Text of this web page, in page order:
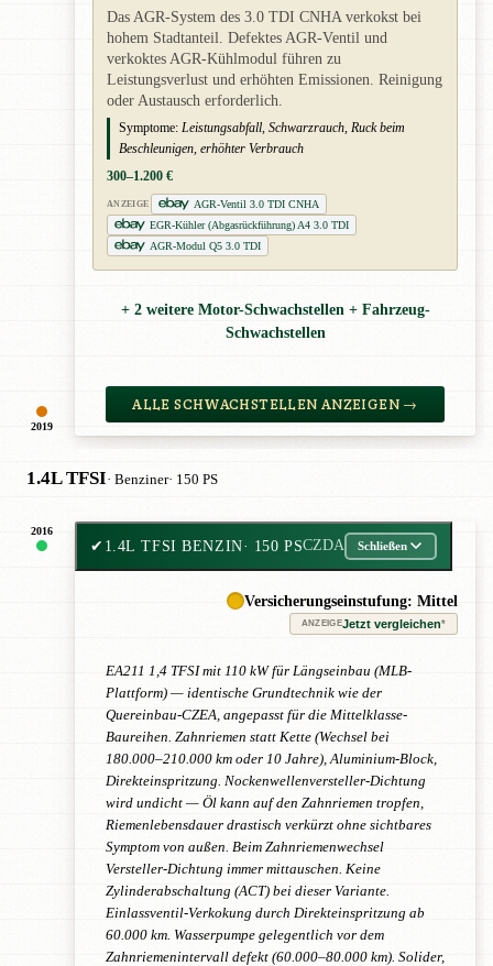
2019
Das AGR-System des 3.0 TDI CNHA verkokst bei
hohem Stadtanteil. Defektes AGR-Ventil und
verkoktes AGR-Kühlmodul führen zu
Leistungsverlust und erhöhten Emissionen. Reinigung
oder Austausch erforderlich.
Symptome: Leistungsabfall, Schwarzrauch, Ruck beim
Beschleunigen, erhöhter Verbrauch
300–1.200 €
ANZEIGE
AGR-Ventil 3.0 TDI CNHA
EGR-Kühler (Abgasrückführung) A4 3.0 TDI
AGR-Modul Q5 3.0 TDI
+ 2 weitere Motor-Schwachstellen + Fahrzeug-
Schwachstellen
ALLE SCHWACHSTELLEN ANZEIGEN →
1.4L TFSI· Benziner· 150 PS
2016
✔ 1.4L TFSI BENZIN· 150 PSCZDA Schließen
Versicherungseinstufung: Mittel
ANZEIGEJetzt vergleichen*
EA211 1,4 TFSI mit 110 kW für Längseinbau (MLB-
Plattform) — identische Grundtechnik wie der
Quereinbau-CZEA, angepasst für die Mittelklasse-
Baureihen. Zahnriemen statt Kette (Wechsel bei
180.000–210.000 km oder 10 Jahre), Aluminium-Block,
Direkteinspritzung. Nockenwellenversteller-Dichtung
wird undicht — Öl kann auf den Zahnriemen tropfen,
Riemenlebensdauer drastisch verkürzt ohne sichtbares
Symptom von außen. Beim Zahnriemenwechsel
Versteller-Dichtung immer mittauschen. Keine
Zylinderabschaltung (ACT) bei dieser Variante.
Einlassventil-Verkokung durch Direkteinspritzung ab
60.000 km. Wasserpumpe gelegentlich vor dem
Zahnriemenintervall defekt (60.000–80.000 km). Solider,